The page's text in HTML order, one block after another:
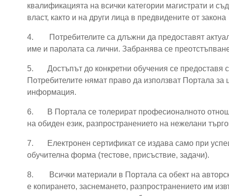
квалификацията на всички категории магистрати и
власт, както и на други лица в предвидените от закона
4.
Потребителите са длъжни да предоставят
име и паролата са лични. Забранява се
5. Достъпът до конкретни обучения се
Потребителите нямат право да използват Портала
информация.
6.
В Портала се толерират професионалното
на обиден език, разпространението на нежелани
7.
Електронен сертификат се издава само при
обучителна форма (тестове, присъствие, задачи).
8.
Всички материали в Портала са обект на
е копирането, заснемането, разпространението им